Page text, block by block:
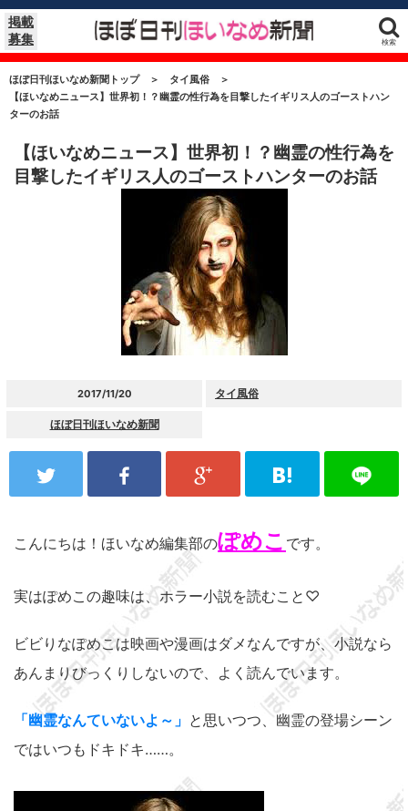
掲載
募集
検索
ほぼ日刊ほいなめ新聞トップ ＞ タイ風俗
＞
【ほいなめニュース】世界初！？幽霊の性行為を目撃したイギリス人のゴーストハン
ターのお話
【ほいなめニュース】世界初！？幽霊の性行為を
目撃したイギリス人のゴーストハンターのお話
2017/11/20 タイ風俗
ほぼ日刊ほいなめ新聞
こんにちは！ほいなめ編集部のぽめこ です。
実はぽめこの趣味は、ホラー小説を読むこと♡
ビビりなぽめこは映画や漫画はダメなんですが、小説なら
あんまりびっくりしないので、よく読んでいます。
「幽霊なんていないよ～」 と思いつつ、幽霊の登場シーン
ではいつもドキドキ……。